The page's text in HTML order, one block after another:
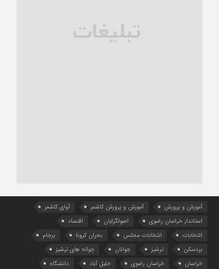
آموزش و پرورش آموزش و پرورش کاشمر
آوای کاشمر
استاندار خراسان رضوی
اصولگرایان
اقتصاد
انتخابات
انتخابات مجلس بحران کرونا
برجام
بردسکن
ترشیز جوانان
جوانه های ترشیز
خراسان
خراسان رضوی خلیل آباد دانشگاه